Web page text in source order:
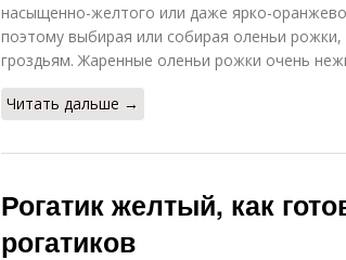
насыщенно-желтого или даже ярко-
поэтому выбирая или собирая оленьи
гроздьям. Жаренные оленьи рожки очень
Читать дальше →
Рогатик желтый, как
рогатиков